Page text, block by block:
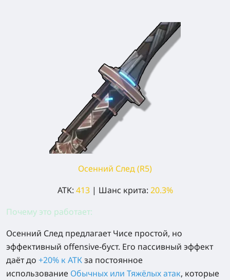
Осенний След (R5)
ATK: 413| Шанс крита: 20.3%
Почему это работает:
Осенний След предлагает Чисе простой, но
эффективный offensive-буст. Его пассивный эффект
даёт до +20% к АТКза постоянное
использование Обычных или Тяжёлых атак, которые